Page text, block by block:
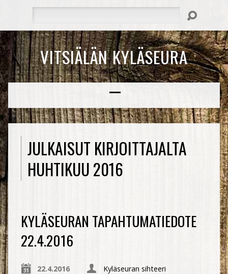
VITSIÄLÄN KYLÄSEURA
JULKAISUT KIRJOITTAJALTA
HUHTIKUU 2016
KYLÄSEURAN TAPAHTUMATIEDOTE
22.4.2016
22.4.2016 Kyläseuran sihteeri